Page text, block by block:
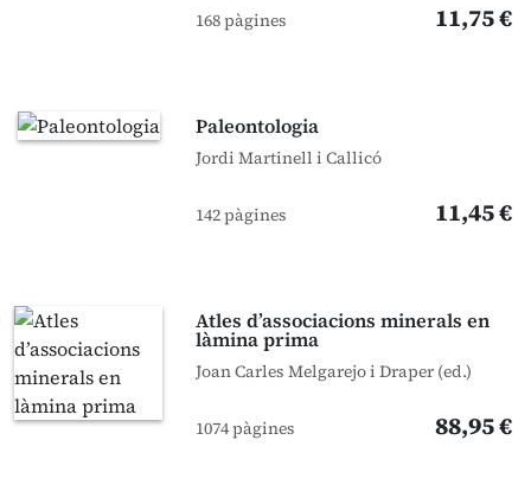
168 pàgines 11,75 €
Paleontologia
Jordi Martinell i Callicó
142 pàgines 11,45 €
Atles d’associacions minerals en
làmina prima
Joan Carles Melgarejo i Draper (ed.)
1074 pàgines 88,95 €